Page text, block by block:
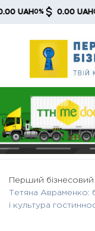
Skip
0% 0.00 UAH0%
Перший бізнесовий
Тетяна Авраменко:
і культура